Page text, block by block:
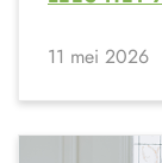
11 mei 2026